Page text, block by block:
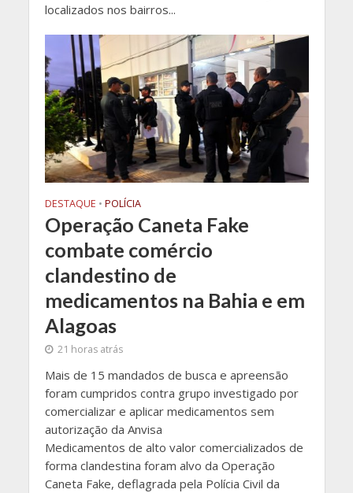
localizados nos bairros...
DESTAQUE • POLÍCIA
Operação Caneta Fake
combate comércio
clandestino de
medicamentos na Bahia e em
Alagoas
21 horas atrás
Mais de 15 mandados de busca e apreensão
foram cumpridos contra grupo investigado por
comercializar e aplicar medicamentos sem
autorização da Anvisa
Medicamentos de alto valor comercializados de
forma clandestina foram alvo da Operação
Caneta Fake, deflagrada pela Polícia Civil da